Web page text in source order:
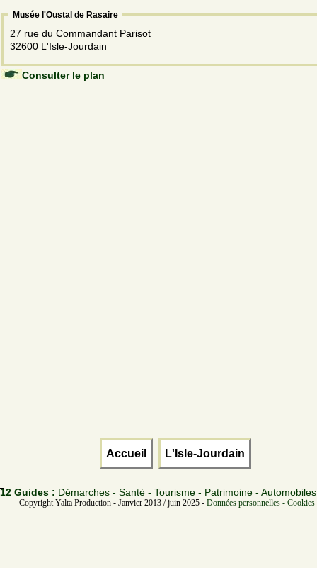
Musée l'Oustal de Rasaire
27 rue du Commandant Parisot
32600 L'Isle-Jourdain
Consulter le plan
Accueil L'Isle-Jourdain
12 Guides : Démarches - Santé - Tourisme - Patrimoine - Automobiles
Copyright Yalta Production - Janvier 2013 / juin 2025 -Données personnelles -